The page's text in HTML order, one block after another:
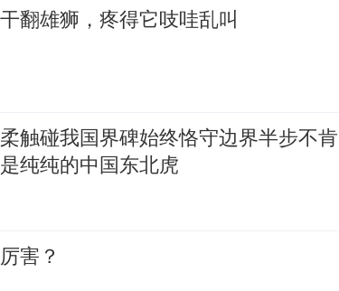
翻雄狮，疼得它吱哇乱叫
触碰我国界碑始终恪守边界半步不肯
纯纯的中国东北虎
害？